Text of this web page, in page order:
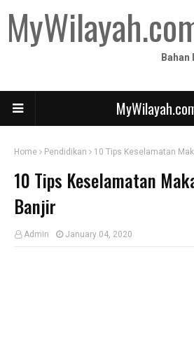
Home Pendidikan 10 Tips Keselamatan
10 Tips Keselamatan
Banjir
Admin January 04, 2020